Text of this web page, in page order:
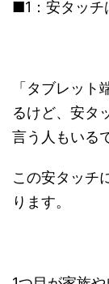
■1：安タッチ
「タブレッ
るけど、安タ
言う人もいる
この安タッチ
ります。